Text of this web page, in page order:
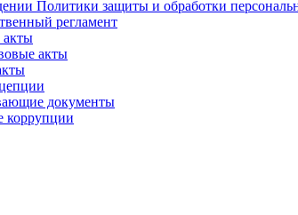
Политики защиты и обработки
регламент
акты
акты
документы
коррупции